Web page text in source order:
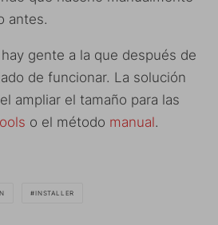
antes.
gente a la que después de
de funcionar. La solución
ampliar el tamaño para las
o el método manual.
INSTALLER